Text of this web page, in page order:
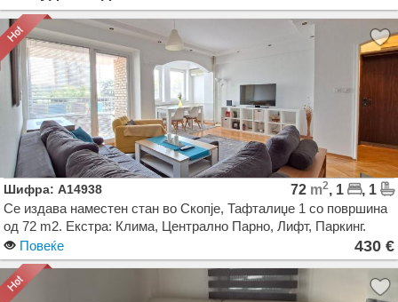
Шифра: A14938 72 m2, 1
, 1
Се издава наместен стан во Скопје, Тафталиџе 1 со површина
од 72 m2. Екстра: Клима, Централно Парно, Лифт, Паркинг.
Цена: 430 EUR
Повеќе 430 €